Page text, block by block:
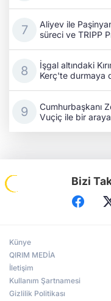
Aliyev ile
süreci ve TRIPP
İşgal altındaki
Kerç'te durmaya
Cumhurbaşkanı
Vuçiç ile bir
Bizi
Künye
QIRIM MEDİA
İletişim
Kullanım Şartnamesi
Gizlilik Politikası